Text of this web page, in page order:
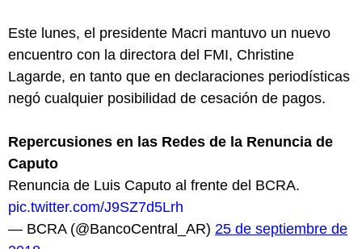
Este lunes, el presidente Macri mantuvo un nuevo
encuentro con la directora del FMI, Christine
Lagarde, en tanto que en declaraciones periodísticas
negó cualquier posibilidad de cesación de pagos.
Repercusiones en las Redes de la Renuncia de
Caputo
Renuncia de Luis Caputo al frente del BCRA.
pic.twitter.com/J9SZ7d5Lrh
— BCRA (@BancoCentral_AR) 25 de septiembre de